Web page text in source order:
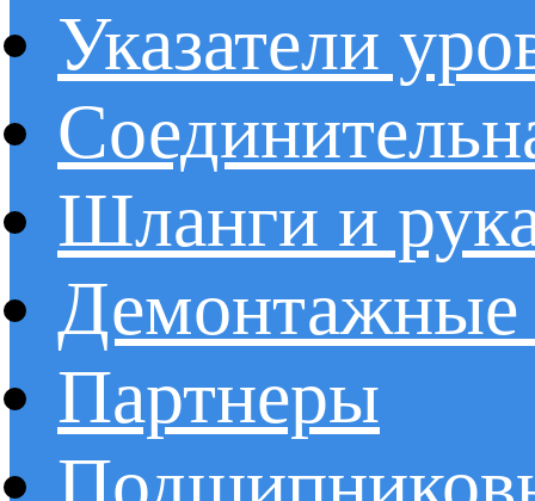
Указатели
Шланги и
Демонтажные
Партнеры